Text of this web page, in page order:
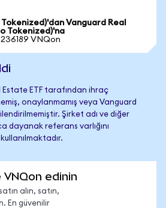
Vanguard Real
Tokenized)'na
VNQon
Estate ETF tarafından ihraç
onaylanmamış veya Vanguard
Şirket adı ve diğer
dayanak referans varlığını
edinin
alın, satın,
En güvenilir